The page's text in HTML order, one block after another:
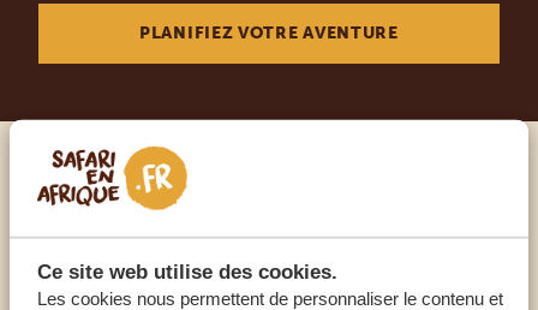
Ce site web utilise des cookies.
Les cookies nous permettent de personnaliser le contenu et
PLANIFIEZ VOTRE AVENTURE
Appelez un expert